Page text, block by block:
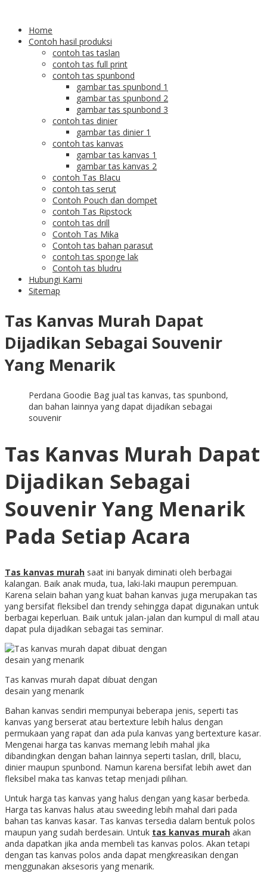
Home
Contoh hasil produksi
contoh tas taslan
contoh tas full print
contoh tas spunbond
gambar tas spunbond 1
gambar tas spunbond 2
gambar tas spunbond 3
contoh tas dinier
gambar tas dinier 1
contoh tas kanvas
gambar tas kanvas 1
gambar tas kanvas 2
contoh Tas Blacu
contoh tas serut
Contoh Pouch dan dompet
contoh Tas Ripstock
contoh tas drill
Contoh Tas Mika
Contoh tas bahan parasut
contoh tas sponge lak
Contoh tas bludru
Hubungi Kami
Sitemap
Tas Kanvas Murah Dapat
Dijadikan Sebagai Souvenir
Yang Menarik
Perdana Goodie Bag jual tas kanvas, tas spunbond,
dan bahan lainnya yang dapat dijadikan sebagai
souvenir
Tas Kanvas Murah Dapat
Dijadikan Sebagai
Souvenir Yang Menarik
Pada Setiap Acara
Tas kanvas murah saat ini banyak diminati oleh berbagai
kalangan. Baik anak muda, tua, laki-laki maupun perempuan.
Karena selain bahan yang kuat bahan kanvas juga merupakan tas
yang bersifat fleksibel dan trendy sehingga dapat digunakan untuk
berbagai keperluan. Baik untuk jalan-jalan dan kumpul di mall atau
dapat pula dijadikan sebagai tas seminar.
Tas kanvas murah dapat dibuat dengan
desain yang menarik
Bahan kanvas sendiri mempunyai beberapa jenis, seperti tas
kanvas yang berserat atau bertexture lebih halus dengan
permukaan yang rapat dan ada pula kanvas yang bertexture kasar.
Mengenai harga tas kanvas memang lebih mahal jika
dibandingkan dengan bahan lainnya seperti taslan, drill, blacu,
dinier maupun spunbond. Namun karena bersifat lebih awet dan
fleksibel maka tas kanvas tetap menjadi pilihan.
Untuk harga tas kanvas yang halus dengan yang kasar berbeda.
Harga tas kanvas halus atau sweeding lebih mahal dari pada
bahan tas kanvas kasar. Tas kanvas tersedia dalam bentuk polos
maupun yang sudah berdesain. Untuk tas kanvas murah akan
anda dapatkan jika anda membeli tas kanvas polos. Akan tetapi
dengan tas kanvas polos anda dapat mengkreasikan dengan
menggunakan aksesoris yang menarik.